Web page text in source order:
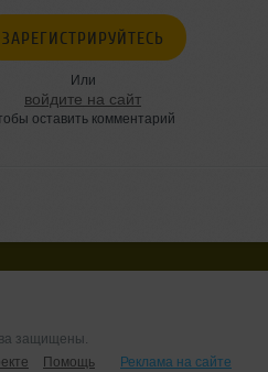
ЗАРЕГИСТРИРУЙТЕСЬ
Или
войдите на сайт
оставить комментарий
защищены.
Помощь
Реклама на сайте